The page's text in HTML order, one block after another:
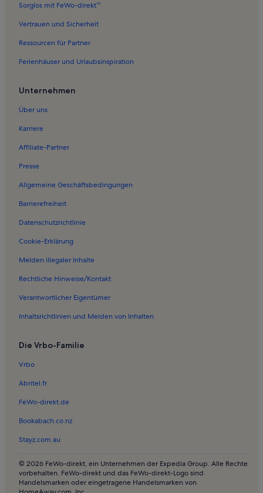
Sorglos mit FeWo-direkt™
Vertrauen und Sicherheit
Ressourcen für Partner
Ferienhäuser und Urlaubsinspiration
Unternehmen
Über uns
Karriere
Affiliate-Partner
Presse
Allgemeine Geschäftsbedingungen
Barrierefreiheit
Datenschutzrichtlinie
Cookie-Erklärung
Melden illegaler Inhalte
Rechtliche Hinweise/Kontakt
Verantwortlicher Eigentümer
Inhaltsrichtlinien und Melden von Inhalten
Die Vrbo-Familie
Vrbo
Abritel.fr
FeWo-direkt.de
Bookabach.co.nz
Stayz.com.au
© 2026 FeWo-direkt, ein Unternehmen der Expedia Group. Alle Rechte
vorbehalten. FeWo-direkt und das FeWo-direkt-Logo sind
Handelsmarken oder eingetragene Handelsmarken von